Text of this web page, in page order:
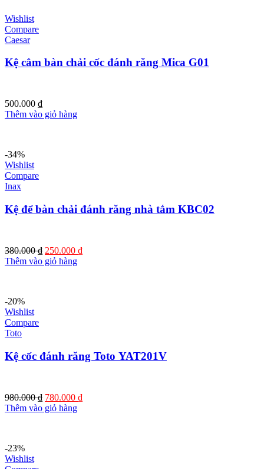
Wishlist
Compare
Caesar
Kệ cắm bàn chải cốc đánh răng Mica G01
500.000 ₫
Thêm vào giỏ hàng
-34%
Wishlist
Compare
Inax
Kệ để bàn chải đánh răng nhà tắm KBC02
380.000₫ Giá
gốc
250.000 ₫Giá
Thêm vào giỏ hàng
-20%
Wishlist
Compare
Toto
Kệ cốc đánh răng Toto YAT201V
980.000₫ Giá
gốc
780.000 ₫Giá
Thêm vào giỏ hàng
-23%
Wishlist